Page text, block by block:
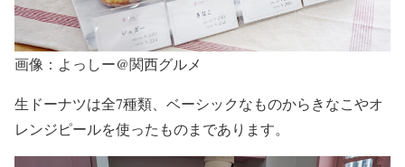
画像：よっしー@関西グルメ
生ドーナツは全7種類、ベーシックなものからきなこやオ
レンジピールを使ったものまであります。